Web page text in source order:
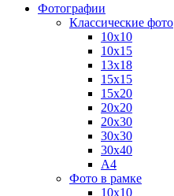
Фотографии
Классические фото
10х10
10х15
13х18
15х15
15х20
20х20
20х30
30х30
30х40
А4
Фото в рамке
10х10